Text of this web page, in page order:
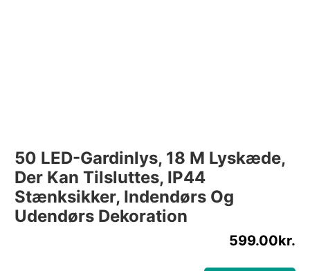
50 LED-Gardinlys, 18 M Lyskæde,
Der Kan Tilsluttes, IP44
Stænksikker, Indendørs Og
Udendørs Dekoration
599.00kr.